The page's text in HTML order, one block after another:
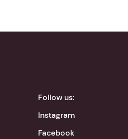
Follow us:
Instagram
Facebook